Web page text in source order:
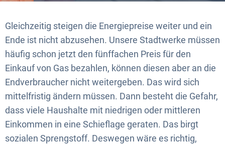
Gleichzeitig steigen die Energiepreise weiter und ein
Ende ist nicht abzusehen. Unsere Stadtwerke müssen
häufig schon jetzt den fünffachen Preis für den
Einkauf von Gas bezahlen, können diesen aber an die
Endverbraucher nicht weitergeben. Das wird sich
mittelfristig ändern müssen. Dann besteht die Gefahr,
dass viele Haushalte mit niedrigen oder mittleren
Einkommen in eine Schieflage geraten. Das birgt
sozialen Sprengstoff. Deswegen wäre es richtig,